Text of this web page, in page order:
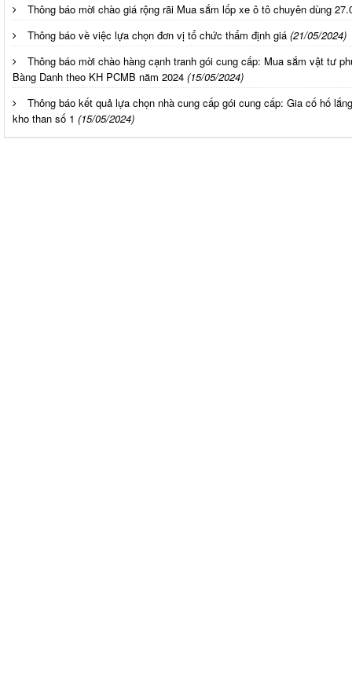
Thông báo mời chào giá rộng rãi Mua sắm lốp xe ô tô chuyên dùng
Thông báo về việc lựa chọn đơn vị tổ chức thẩm định giá (21/05/2024)
Thông báo mời chào hàng cạnh tranh gói cung cấp: Mua sắm vật tư
Bàng Danh theo KH PCMB năm 2024 (15/05/2024)
Thông báo kết quả lựa chọn nhà cung cấp gói cung cấp: Gia cố hố
kho than số 1 (15/05/2024)